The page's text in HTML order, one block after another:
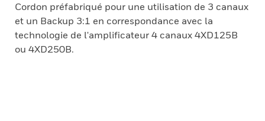
Cordon préfabriqué pour une utilisation de 3 canaux
et un Backup 3:1 en correspondance avec la
technologie de l'amplificateur 4 canaux 4XD125B
ou 4XD250B.